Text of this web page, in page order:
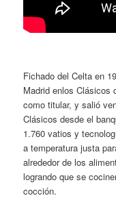
Fichado del Celta en
Madrid enlos Clásicos
como titular, y salió
Clásicos desde el
1.760 vatios y
a temperatura justa
alrededor de los
logrando que se
cocción.